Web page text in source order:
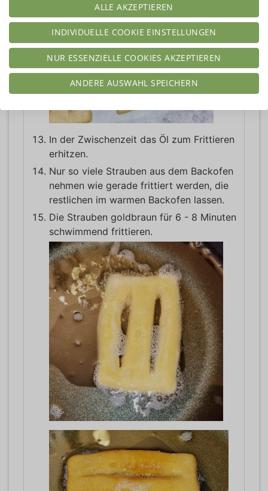
In der Zwischenzeit das Öl zum Frittieren
erhitzen.
Nur so viele Strauben aus dem Backofen
nehmen wie gerade frittiert werden, die
restlichen im warmen Backofen lassen.
Die Strauben goldbraun für 6 - 8 Minuten
schwimmend frittieren.
ALLE AKZEPTIEREN
INDIVIDUELLE COOKIE EINSTELLUNGEN
NUR ESSENZIELLE COOKIES AKZEPTIEREN
ANDERE AUSWAHL SPEICHERN